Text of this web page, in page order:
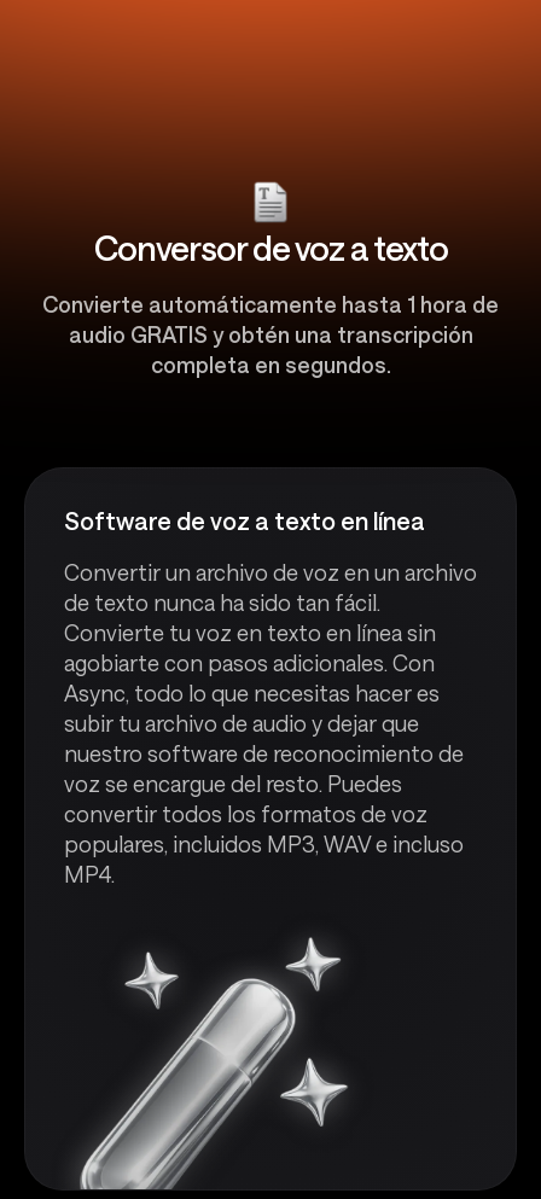
Conversor de voz a texto
Convierte automáticamente hasta 1 hora de
audio GRATIS y obtén una transcripción
completa en segundos.
Software de voz a texto en línea
Convertir un archivo de voz en un archivo
de texto nunca ha sido tan fácil.
Convierte tu voz en texto en línea sin
agobiarte con pasos adicionales. Con
Async, todo lo que necesitas hacer es
subir tu archivo de audio y dejar que
nuestro software de reconocimiento de
voz se encargue del resto. Puedes
convertir todos los formatos de voz
populares, incluidos MP3, WAV e incluso
MP4.